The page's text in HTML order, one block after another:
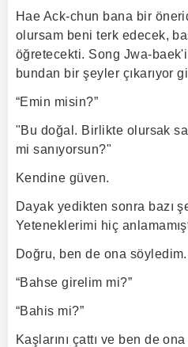
Hae Ack-chun bana bir
olursam beni terk edecek,
öğretecekti. Song Jwa-
bundan bir şeyler çıkarıyor
“Emin misin?”
"Bu doğal. Birlikte olursak
mi sanıyorsun?"
Kendine güven.
Dayak yedikten sonra bazı
Yeteneklerimi hiç
Doğru, ben de ona söyledim.
“Bahse girelim mi?”
“Bahis mi?”
Kaşlarını çattı ve ben de